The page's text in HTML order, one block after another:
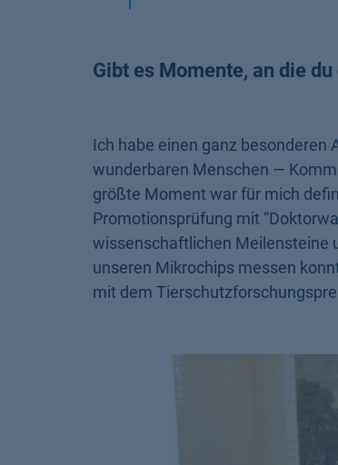
Gibt es Momente, an die
Ich habe einen ganz besonderen
wunderbaren Menschen —
größte Moment war für mich
Promotionsprüfung mit
wissenschaftlichen Meilensteine
unseren Mikrochips messen
mit dem